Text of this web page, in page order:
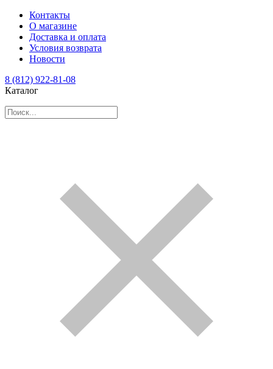
Контакты
О магазине
Доставка и оплата
Условия возврата
Новости
8 (812) 922-81-08
Каталог